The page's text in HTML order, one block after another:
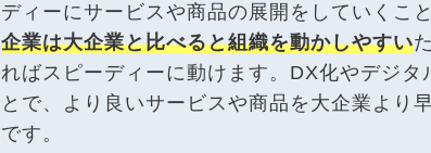
ディーにサービスや商品の展開をしていくこ
企業は大企業と比べると組織を動かしやすい
ればスピーディーに動けます。DX化やデジタ
とで、より良いサービスや商品を大企業より
です。